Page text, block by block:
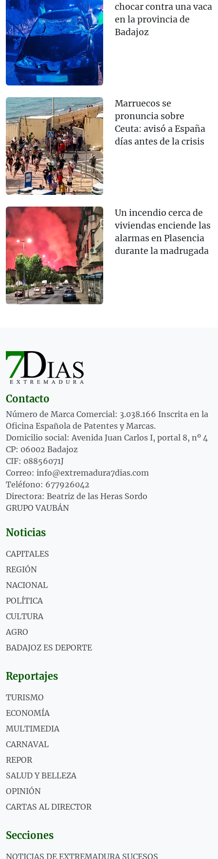
chocar contra una vaca
en la provincia de
Badajoz
Marruecos se
pronuncia sobre
Ceuta: avisó a España
días antes de la crisis
Un incendio cerca de
viviendas enciende las
alarmas en Plasencia
durante la madrugada
Contacto
Número de Marca Comercial: 3.038.166 Inscrita en la
Oficina Española de Patentes y Marcas.
Domicilio social: Avenida Juan Carlos I, portal 8, nº 4
CP: 06002 Badajoz
CIF: 08856071J
Correo: info@extremadura7dias.com
Teléfono: 677926042
Directora: Beatriz de las Heras Sordo
GRUPO VAUBÁN
Noticias
CAPITALES
REGIÓN
NACIONAL
POLÍTICA
CULTURA
AGRO
BADAJOZ ES DEPORTE
Reportajes
TURISMO
ECONOMÍA
MULTIMEDIA
CARNAVAL
REPOR
SALUD Y BELLEZA
OPINIÓN
CARTAS AL DIRECTOR
Secciones
NOTICIAS DE EXTREMADURA SUCESOS